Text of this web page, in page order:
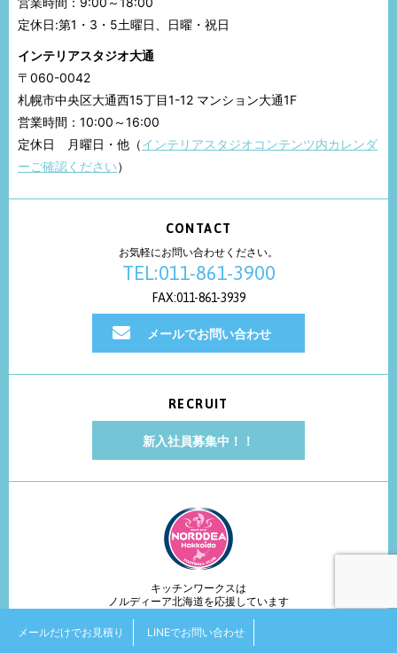
定休日:第1・3・5土曜日、日曜・祝日
インテリアスタジオ大通
〒060-0042
札幌市中央区大通西15丁目1-12 マンション大通1F
営業時間：10:00～16:00
定休日 月曜日・他（インテリアスタジオコンテンツ内カレンダ
ーご確認ください）
CONTACT
お気軽にお問い合わせください。
TEL:011-861-3900
FAX:011-861-3939
メールでお問い合わせ
RECRUIT
新入社員募集中！！
キッチンワークスは
ノルディーア北海道を応援しています
COPYRIGHT © kitchen works. ALL RIGHTS RESERVED.
メールだけでお見積り LINEでお問い合わせ